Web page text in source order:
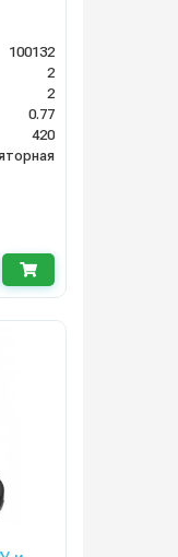
100132
2
2
0.77
420